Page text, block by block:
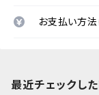
お支払い方法
最近チェックし